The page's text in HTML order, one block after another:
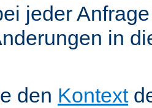
jeder
in
den Kontext